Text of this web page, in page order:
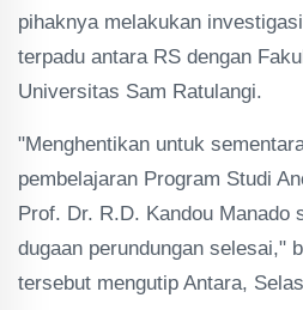
pihaknya melakukan
terpadu antara RS dengan
Universitas Sam Ratulangi.
"Menghentikan untuk
pembelajaran Program Studi
Prof. Dr. R.D. Kandou Manado
dugaan perundungan selesai,"
tersebut mengutip Antara,